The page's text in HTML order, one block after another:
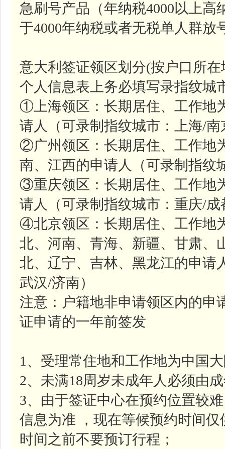
急刷号产品（年纳税4000以上
于4000年纳税或者无税单人群放
意大利签证领区划分(按户口所
个人信息表上务必填写录指纹城
①上海领区：长期居住、工作地
请人（可录制指纹城市：上海/南
②广州领区：长期居住、工作地
南、江西的申请人（可录制指纹
③重庆领区：长期居住、工作地
请人（可录制指纹城市：重庆/成
④北京领区：长期居住、工作地
北、河南、青海、新疆、甘肃、
北、辽宁、吉林、黑龙江的申请
武汉/济南）
注意：户籍地非申请领区内的申
证申请的一年前签发
1、受理常住地和工作地为中国
2、未满18周岁未成年人必须由
3、由于签证中心在预约位置较
信息为准 ，现在等候预约时间
时间之前不要预订行程；